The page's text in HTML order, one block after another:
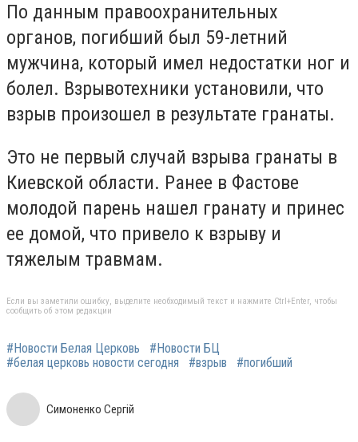
По данным правоохранительных
органов, погибший был 59-летний
мужчина, который имел недостатки ног и
болел. Взрывотехники установили, что
взрыв произошел в результате гранаты.
Это не первый случай взрыва гранаты в
Киевской области. Ранее в Фастове
молодой парень нашел гранату и принес
ее домой, что привело к взрыву и
тяжелым травмам.
Если вы заметили ошибку, выделите необходимый текст и нажмите Ctrl+Enter, чтобы
сообщить об этом редакции
#Новости Белая Церковь
#Новости БЦ
#белая церковь новости сегодня
#взрыв #погибший
Симоненко Сергій